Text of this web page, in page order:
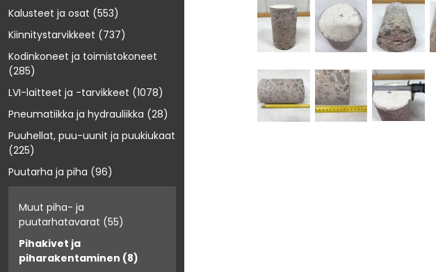
Kalusteet ja osat (553)
Kiinnitystarvikkeet (737)
Kodinkoneet ja toimistokoneet
(285)
LVI-laitteet ja -tarvikkeet (1078)
Pneumatiikka ja hydrauliikka (28)
Puuhellat, puu-uunit ja puukiukaat
(225)
Puutarha ja piha (96)
Muut piha- ja
puutarhatavarat (55)
Pihakivet ja
piharakentaminen (8)